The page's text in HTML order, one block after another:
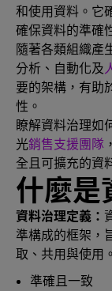
和使用資料。它
確保資料的準確
隨著各類組織產
分析、自動化及
要的架構，有助
性。
瞭解資料治理如
光銷售支援團隊
全且可擴充的資
什麼是
資料治理定義：
準構成的框架，
取、共用與使用
準確且一致